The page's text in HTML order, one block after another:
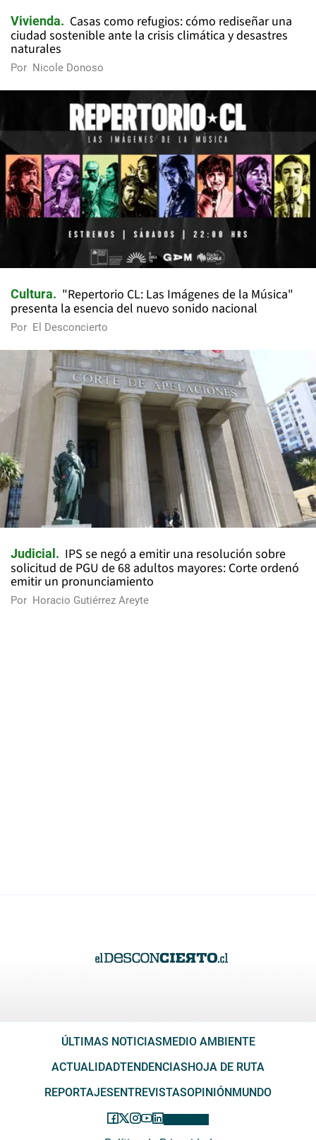
Vivienda
Casas como refugios: cómo rediseñar una
ciudad sostenible ante la crisis climática y desastres
naturales
Por Nicole Donoso
Cultura
"Repertorio CL: Las Imágenes de la Música"
presenta la esencia del nuevo sonido nacional
Por El Desconcierto
Judicial
IPS se negó a emitir una resolución sobre
solicitud de PGU de 68 adultos mayores: Corte ordenó
emitir un pronunciamiento
Por Horacio Gutiérrez Areyte
ÚLTIMAS NOTICIAS MEDIO AMBIENTE
ACTUALIDADTENDENCIAS HOJA DE RUTA
REPORTAJES ENTREVISTASOPINIÓN MUNDO